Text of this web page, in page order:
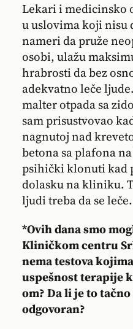
Lekari i medicinsko
u uslovima koji nisu
nameri da pruže
osobi, ulažu
hrabrosti da bez
adekvatno leče
malter otpada sa
sam prisustvovao
nagnutoj nad
betona sa plafona
psihički klonuti kad
dolasku na kliniku.
ljudi treba da se leče.
*Ovih dana smo
Kliničkom centru
nema testova
uspešnost terapije
om? Da li je to
odgovoran?